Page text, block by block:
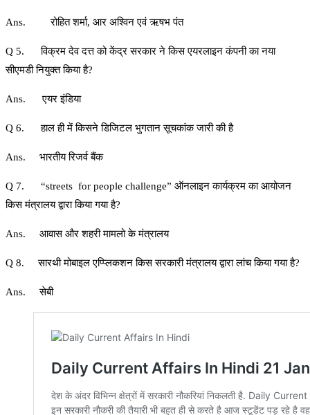
Ans. रोहित शर्मा, आर अश्विन एवं ऋषभ पंत
Q 5. विक्रम देव दत्त को केंद्र सरकार ने किस एयरलाइन कंपनी का नया
सीएमडी नियुक्त किया है?
Ans. एयर इंडिया
Q 6. हाल ही में किसने डिजिटल भुगतान सूचकांक जारी की है
Ans. भारतीय रिजर्व बैंक
Q 7. “streets for people challenge” ऑनलाइन कार्यक्रम का आयोजन
किस मंत्रालय द्वारा किया गया है?
Ans. आवास और शहरी मामलो के मंत्रालय
Q 8. सारथी मोबाइल एप्प्लिकशन किस सरकारी मंत्रालय द्वारा लांच किया गया है?
Ans. सेबी